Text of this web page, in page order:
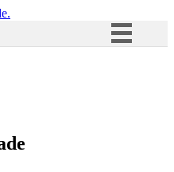
Acesso à informação